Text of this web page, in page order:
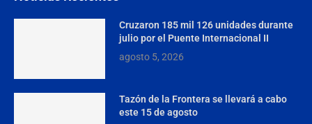
Cruzaron 185 mil 126 unidades durante
julio por el Puente Internacional II
agosto 5, 2026
Tazón de la Frontera se llevará a cabo
este 15 de agosto